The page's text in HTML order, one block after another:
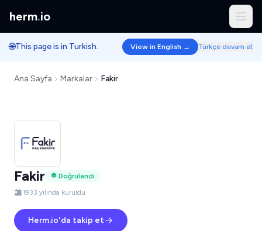
herm.io
🌐This page is in Turkish. View in English → Türkçe devam et
Ana Sayfa Markalar Fakir
Fakir
Doğrulandı
1933 yılında kuruldu
Herm.io'da takip et